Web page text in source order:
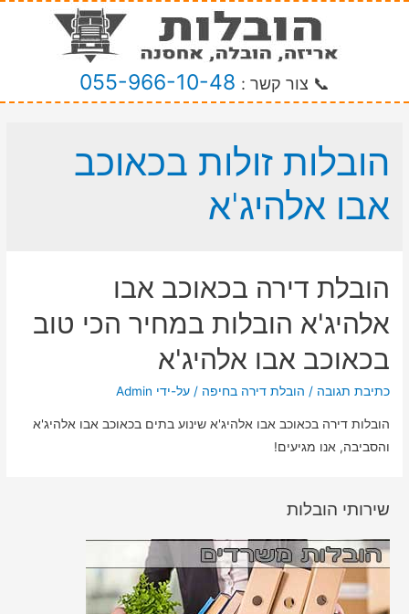
📞 צור קשר : 055-966-10-48
הובלות זולות בכאוכב
אבו אלהיג'א
הובלת דירה בכאוכב אבו
אלהיג'א הובלות במחיר הכי טוב
בכאוכב אבו אלהיג'א
כתיבת תגובה / הובלת דירה בחיפה / על-ידי Admin
הובלות דירה בכאוכב אבו אלהיג'א שינוע בתים בכאוכב אבו אלהיג'א
והסביבה, אנו מגיעים!
שירותי הובלות